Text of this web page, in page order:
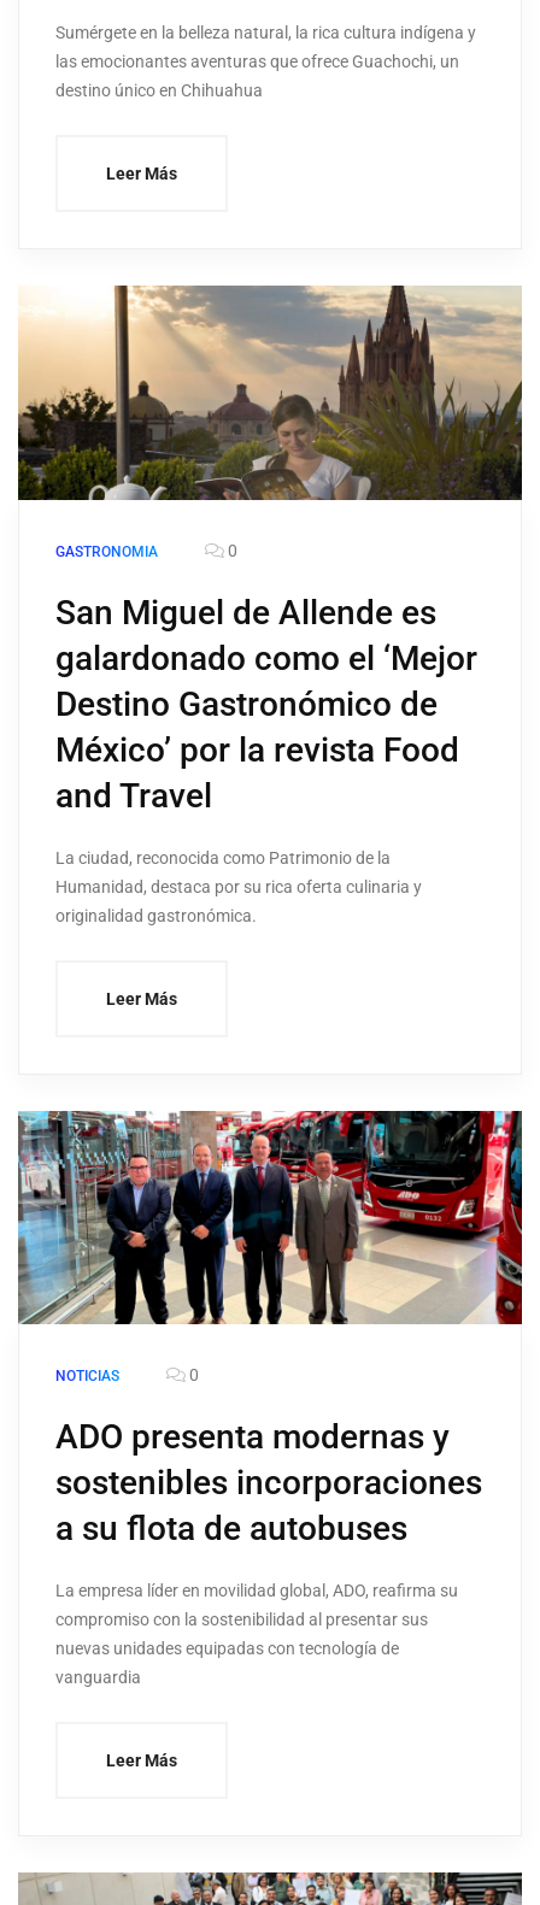
Sumérgete en la belleza natural, la rica cultura indígena y
las emocionantes aventuras que ofrece Guachochi, un
destino único en Chihuahua
Leer Más
GASTRONOMIA 0
San Miguel de Allende es
galardonado como el ‘Mejor
Destino Gastronómico de
México’ por la revista Food
and Travel
La ciudad, reconocida como Patrimonio de la
Humanidad, destaca por su rica oferta culinaria y
originalidad gastronómica.
Leer Más
NOTICIAS 0
ADO presenta modernas y
sostenibles incorporaciones
a su flota de autobuses
La empresa líder en movilidad global, ADO, reafirma su
compromiso con la sostenibilidad al presentar sus
nuevas unidades equipadas con tecnología de
vanguardia
Leer Más